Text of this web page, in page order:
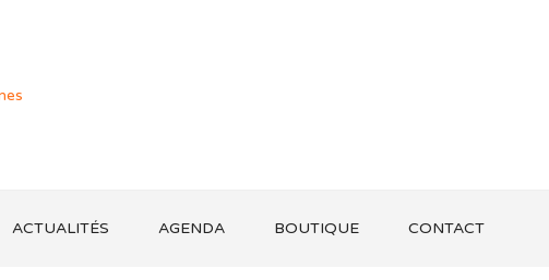
ACTUALITÉS AGENDA BOUTIQUE CONTACT